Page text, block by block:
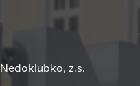
Nedoklubko, z.s.